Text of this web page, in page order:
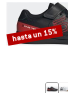
hasta un 15%